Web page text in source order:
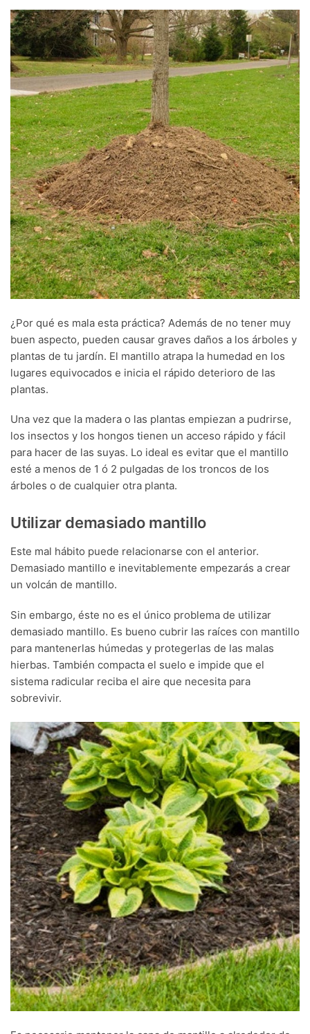
¿Por qué es mala esta práctica? Además de no tener muy
buen aspecto, pueden causar graves daños a los árboles y
plantas de tu jardín. El mantillo atrapa la humedad en los
lugares equivocados e inicia el rápido deterioro de las
plantas.
Una vez que la madera o las plantas empiezan a pudrirse,
los insectos y los hongos tienen un acceso rápido y fácil
para hacer de las suyas. Lo ideal es evitar que el mantillo
esté a menos de 1 ó 2 pulgadas de los troncos de los
árboles o de cualquier otra planta.
Utilizar demasiado mantillo
Este mal hábito puede relacionarse con el anterior.
Demasiado mantillo e inevitablemente empezarás a crear
un volcán de mantillo.
Sin embargo, éste no es el único problema de utilizar
demasiado mantillo. Es bueno cubrir las raíces con mantillo
para mantenerlas húmedas y protegerlas de las malas
hierbas. También compacta el suelo e impide que el
sistema radicular reciba el aire que necesita para
sobrevivir.